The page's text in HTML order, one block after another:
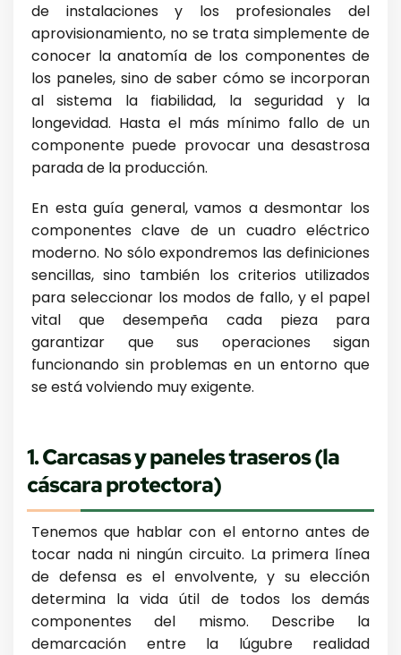
de instalaciones y los profesionales del
aprovisionamiento, no se trata simplemente de
conocer la anatomía de los componentes de
los paneles, sino de saber cómo se incorporan
al sistema la fiabilidad, la seguridad y la
longevidad. Hasta el más mínimo fallo de un
componente puede provocar una desastrosa
parada de la producción.
En esta guía general, vamos a desmontar los
componentes clave de un cuadro eléctrico
moderno. No sólo expondremos las definiciones
sencillas, sino también los criterios utilizados
para seleccionar los modos de fallo, y el papel
vital que desempeña cada pieza para
garantizar que sus operaciones sigan
funcionando sin problemas en un entorno que
se está volviendo muy exigente.
1. Carcasas y paneles traseros (la
cáscara protectora)
Tenemos que hablar con el entorno antes de
tocar nada ni ningún circuito. La primera línea
de defensa es el envolvente, y su elección
determina la vida útil de todos los demás
componentes del mismo. Describe la
demarcación entre la lúgubre realidad